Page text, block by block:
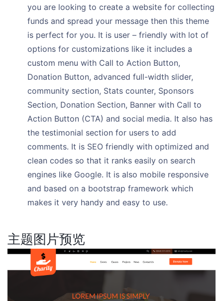
you are looking to create a website for collecting
funds and spread your message then this theme
is perfect for you. It is user – friendly with lot of
options for customizations like it includes a
custom menu with Call to Action Button,
Donation Button, advanced full-width slider,
community section, Stats counter, Sponsors
Section, Donation Section, Banner with Call to
Action Button (CTA) and social media. It also has
the testimonial section for users to add
comments. It is SEO friendly with optimized and
clean codes so that it ranks easily on search
engines like Google. It is also mobile responsive
and based on a bootstrap framework which
makes it very handy and easy to use.
主题图片预览